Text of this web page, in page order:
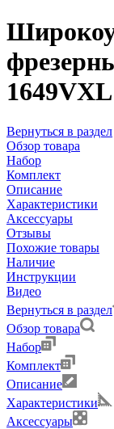
Вернуться в раздел
Обзор товара
Набор
Комплект
Описание
Характеристики
Аксессуары
Отзывы
Похожие товары
Наличие
Инструкции
Видео
Вернуться в раздел
Обзор товара
Набор
Комплект
Описание
Характеристики
Аксессуары